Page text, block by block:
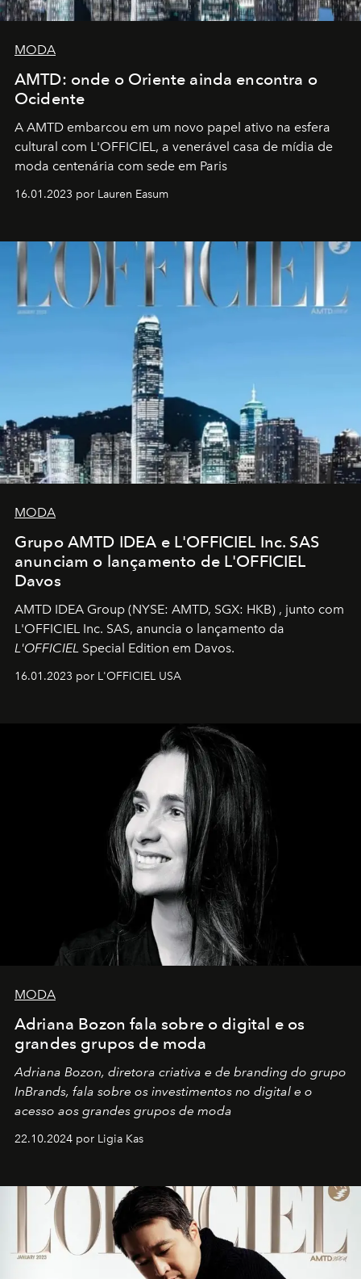
MODA
AMTD: onde o Oriente ainda encontra o
Ocidente
A AMTD embarcou em um novo papel ativo na esfera
cultural com L'OFFICIEL, a venerável casa de mídia de
moda centenária com sede em Paris
16.01.2023 por Lauren Easum
MODA
Grupo AMTD IDEA e L'OFFICIEL Inc. SAS
anunciam o lançamento de L'OFFICIEL
Davos
AMTD IDEA Group (NYSE: AMTD, SGX: HKB) , junto com
L'OFFICIEL Inc. SAS, anuncia o lançamento da
L'OFFICIEL Special Edition em Davos.
16.01.2023 por L'OFFICIEL USA
MODA
Adriana Bozon fala sobre o digital e os
grandes grupos de moda
Adriana Bozon, diretora criativa e de branding do grupo
InBrands, fala sobre os investimentos no digital e o
acesso aos grandes grupos de moda
22.10.2024 por Ligia Kas